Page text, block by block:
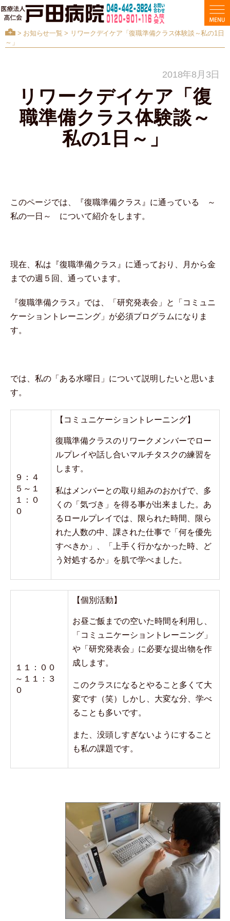
> お知らせ一覧 > リワークデイケア「復職準備クラス体験談～私の1日
～」
2018年8月3日
リワークデイケア「復
職準備クラス体験談～
私の1日～」
このページでは、『復職準備クラス』に通っている ～
私の一日～ について紹介をします。
現在、私は『復職準備クラス』に通っており、月から金
までの週５回、通っています。
『復職準備クラス』では、「研究発表会」と「コミュニ
ケーショントレーニング」が必須プログラムになりま
す。
では、私の「ある水曜日」について説明したいと思いま
す。
９：４
５～１
１：０
０
【コミュニケーショントレーニング】
復職準備クラスのリワークメンバーでロー
ルプレイや話し合いマルチタスクの練習を
します。
私はメンバーとの取り組みのおかげで、多
くの「気づき」を得る事が出来ました。あ
るロールプレイでは、限られた時間、限ら
れた人数の中、課された仕事で「何を優先
すべきか」、「上手く行かなかった時、ど
う対処するか」を肌で学べました。
１１：００
～１１：３
０
【個別活動】
お昼ご飯までの空いた時間を利用し、
「コミュニケーショントレーニング」
や「研究発表会」に必要な提出物を作
成します。
このクラスになるとやること多くて大
変です（笑）しかし、大変な分、学べ
ることも多いです。
また、没頭しすぎないようにすること
も私の課題です。